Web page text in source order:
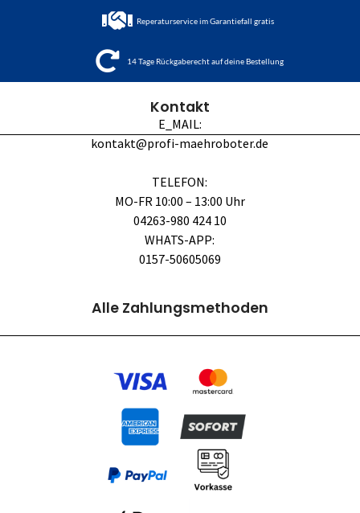
Reperaturservice im Garantiefall gratis
14 Tage Rückgaberecht auf deine Bestellung
Kontakt
E_MAIL:
kontakt@profi-maehroboter.de
TELEFON:
MO-FR 10:00 – 13:00 Uhr
04263-980 424 10
WHATS-APP:
0157-50605069
Alle Zahlungsmethoden